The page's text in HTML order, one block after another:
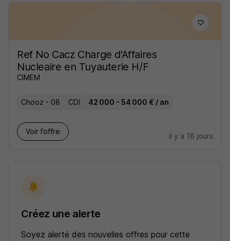
Ref No Cacz Charge d'Affaires
Nucleaire en Tuyauterie H/F
CIMEM
Chooz - 08 CDI 42 000 - 54 000 € / an
Voir l’offre
il y a 16 jours
Créez une alerte
Soyez alerté des nouvelles offres pour cette